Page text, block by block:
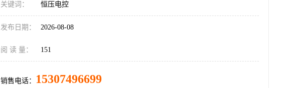
关键词： 恒压电控
发布日期： 2026-08-08
阅 读 量： 151
销售电话： 15307496699